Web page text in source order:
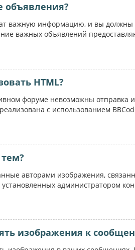
объявления?
важную информацию, и вы должны
важных объявлений
HTML?
форуме невозможны
с использованием
авторами изображения,
администратором
изображения к